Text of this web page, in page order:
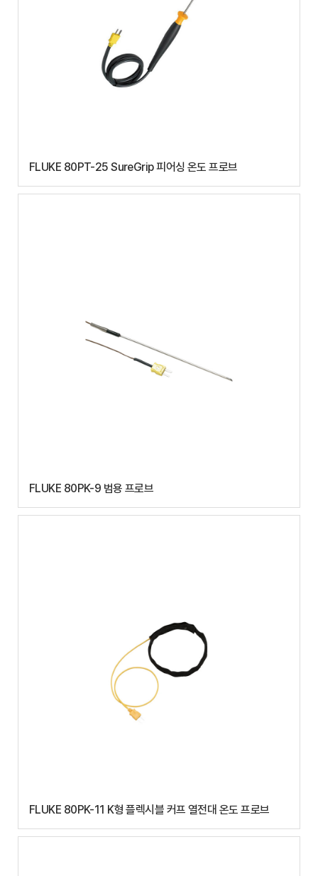
FLUKE 80PT-25 SureGrip 피어싱 온도 프로브
FLUKE 80PK-9 범용 프로브
FLUKE 80PK-11 K형 플렉시블 커프 열전대 온도 프로브